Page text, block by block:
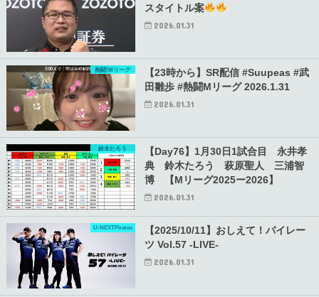
スタイトル案
2026.01.31
熱闘!Mリーグ
【23時から】SR配信 #Suupeas #武
田雛歩 #熱闘Mリーグ 2026.1.31
2026.01.31
鈴木たろう
【Day76】1月30日1試合目 永井孝
典 鈴木たろう 萩原聖人 三浦智
博 【Mリーグ2025ー2026】
2026.01.31
U-NEXTPirates
【2025/10/11】おしえて！パイレー
ツ Vol.57 -LIVE-
2026.01.31